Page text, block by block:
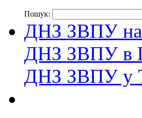
Пошук:
ДНЗ ЗВПУ на
ДНЗ ЗВПУ в
ДНЗ ЗВПУ у